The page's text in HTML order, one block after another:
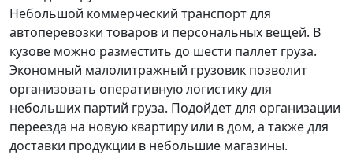
Небольшой коммерческий транспорт для
автоперевозки товаров и персональных вещей. В
кузове можно разместить до шести паллет груза.
Экономный малолитражный грузовик позволит
организовать оперативную логистику для
небольших партий груза. Подойдет для организации
переезда на новую квартиру или в дом, а также для
доставки продукции в небольшие магазины.